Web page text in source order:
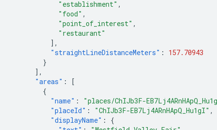
"establishment" ,
"food" ,
"point_of_interest" ,
"restaurant"
],
"straightLineDistanceMeters" :
157.70943
}
],
"areas" :
[
{
"name" :
"places/ChIJb3F-
"placeId" : "ChIJb3F-EB7Lj4ARnHApQ_Hu1gI" ,
"displayName" :
{